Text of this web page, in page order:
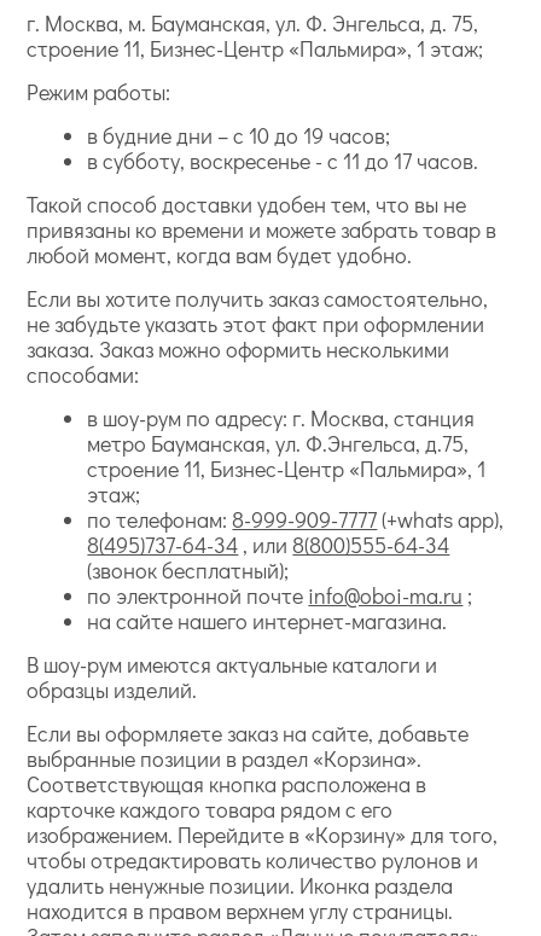
г. Москва, м. Бауманская, ул. Ф. Энгельса, д. 75,
строение 11, Бизнес-Центр «Пальмира», 1 этаж;
Режим работы:
в будние дни – с 10 до 19 часов;
в субботу, воскресенье - с 11 до 17 часов.
Такой способ доставки удобен тем, что вы не
привязаны ко времени и можете забрать товар в
любой момент, когда вам будет удобно.
Если вы хотите получить заказ самостоятельно,
не забудьте указать этот факт при оформлении
заказа. Заказ можно оформить несколькими
способами:
в шоу-рум по адресу: г. Москва, станция
метро Бауманская, ул. Ф.Энгельса, д.75,
строение 11, Бизнес-Центр «Пальмира», 1
этаж;
по телефонам: 8-999-909-7777(+whats app),
8(495)737-64-34 , или 8(800)555-64-34
(звонок бесплатный);
по электронной почте info@oboi-ma.ru ;
на сайте нашего интернет-магазина.
В шоу-рум имеются актуальные каталоги и
образцы изделий.
Если вы оформляете заказ на сайте, добавьте
выбранные позиции в раздел «Корзина».
Соответствующая кнопка расположена в
карточке каждого товара рядом с его
изображением. Перейдите в «Корзину» для того,
чтобы отредактировать количество рулонов и
удалить ненужные позиции. Иконка раздела
находится в правом верхнем углу страницы.